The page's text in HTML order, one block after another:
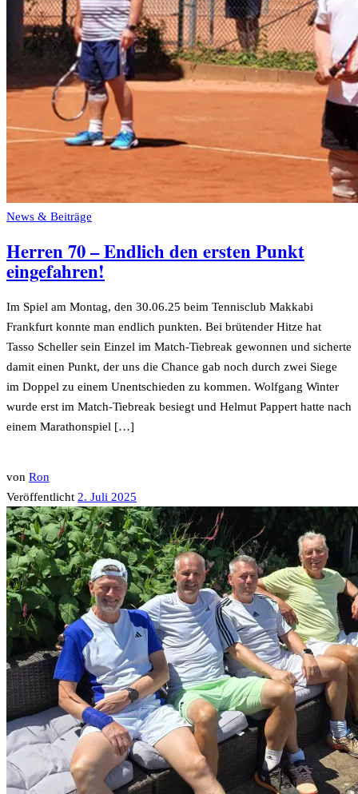
News & Beiträge
Herren 70 – Endlich den ersten Punkt
eingefahren!
Im Spiel am Montag, den 30.06.25 beim Tennisclub Makkabi
Frankfurt konnte man endlich punkten. Bei brütender Hitze hat
Tasso Scheller sein Einzel im Match-Tiebreak gewonnen und sicherte
damit einen Punkt, der uns die Chance gab noch durch zwei Siege
im Doppel zu einem Unentschieden zu kommen. Wolfgang Winter
wurde erst im Match-Tiebreak besiegt und Helmut Pappert hatte nach
einem Marathonspiel […]
von Ron
Veröffentlicht 2. Juli 2025